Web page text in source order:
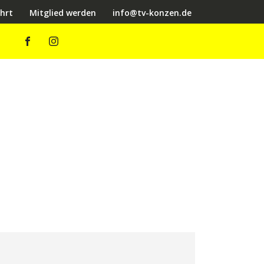
Mitglied werden info@tv-konzen.de